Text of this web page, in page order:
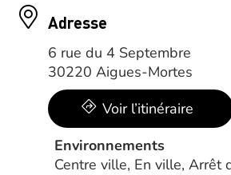
Adresse
6 rue du 4 Septembre
30220 Aigues-Mortes
Voir l’itinéraire
Environnements
Centre ville, En ville, Arrêt